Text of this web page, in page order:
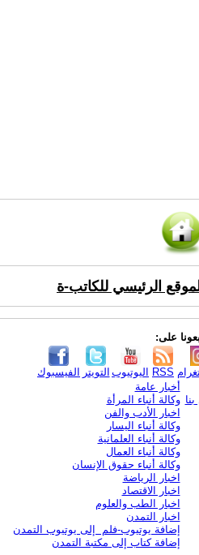
الرئيسي للكاتب-ة
على:
الفيسبوك التويتر اليوتيوب RSS
أخبار عامة
وكالة أنباء المرأة
اخبار الأدب والفن
وكالة أنباء اليسار
وكالة أنباء العلمانية
وكالة أنباء العمال
وكالة أنباء حقوق الإنسان
اخبار الرياضة
اخبار الاقتصاد
اخبار الطب والعلوم
اخبار التمدن
إضافة يوتيوب-فلم إلى يوتيوب التمدن
إضافة كتاب إلى مكتبة التمدن